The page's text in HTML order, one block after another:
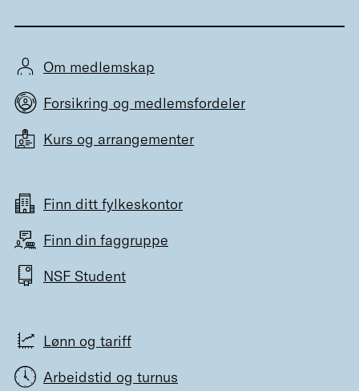
Om medlemskap
Forsikring og medlemsfordeler
Kurs og arrangementer
Finn ditt fylkeskontor
Finn din faggruppe
NSF Student
Lønn og tariff
Arbeidstid og turnus